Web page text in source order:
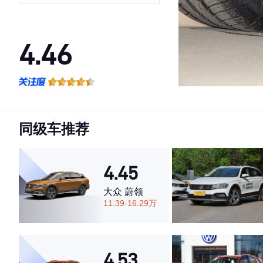
4.46
·空间表现一般，低于81%同级车
同级车推荐
4.45
大众 蔚领
11.39-16.29万